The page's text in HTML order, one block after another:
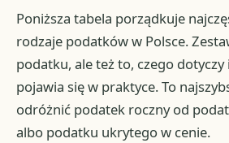
Poniższa tabela porządkuje
rodzaje podatków w Polsce.
podatku, ale też to, czego
pojawia się w praktyce. To
odróżnić podatek roczny od
albo podatku ukrytego w cenie.